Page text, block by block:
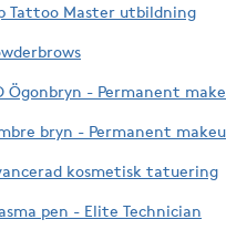
Tattoo Master utbildning
Ögonbryn - Permanent
bryn - Permanent
kosmetisk tatuering
pen - Elite Technician